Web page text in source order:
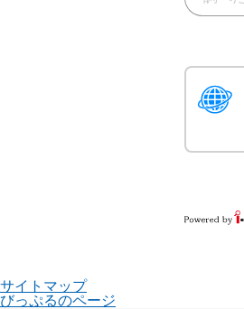
サイトマップ
びっぷるのページ